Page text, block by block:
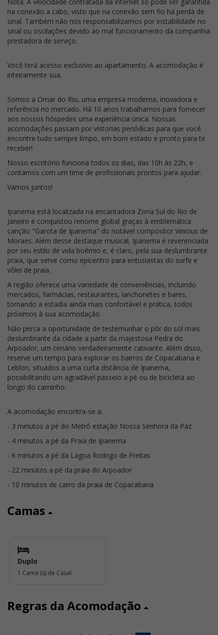
na conexão a cabo, visto que na conexão sem fio há perda de
sinal. Também não nos responsabilizamos por instabilidade no
sinal ou oscilações devido ao mal funcionamento da companhia
prestadora de serviço.
Você terá acesso exclusivo ao apartamento. A acomodação é
inteiramente sua.
Somos a Omar do Rio, uma empresa moderna, inovadora e
referência no mercado. Há 10 anos trabalhamos para fornecer
aos nossos hóspedes uma experiência única. Nossas
acomodações passam por vistorias periódicas para que você
encontre tudo sempre limpo, em bom estado e pronto para te
receber!
Nosso escritório funciona todos os dias, das 10h às 22h, e
contamos com um time de profissionais prontos para ajudar.
Vamos juntos!
Ipanema está localizada na encantadora Zona Sul do Rio de
Janeiro e conquistou renome global graças à emblemática
canção "Garota de Ipanema" do notável compositor Vinicius de
Moraes. Além desse destaque musical, Ipanema é reverenciada
por seu estilo de vida boêmio e, é claro, pela sua deslumbrante
praia, que serve como epicentro para entusiastas do surfe e
vôlei de praia.
A região oferece uma variedade de conveniências, incluindo
mercados, farmácias, restaurantes, lanchonetes e bares,
tornando a estadia ainda mais confortável e prática, todos
próximos à sua acomodação.
Não perca a oportunidade de testemunhar o pôr do sol mais
deslumbrante da cidade a partir da majestosa Pedra do
Arpoador, um cenário verdadeiramente cativante. Além disso,
reserve um tempo para explorar os bairros de Copacabana e
Leblon, situados a uma curta distância de Ipanema,
possibilitando um agradável passeio a pé ou de bicicleta ao
longo do caminho.
A acomodação encontra-se a:
- 3 minutos a pé do Metrô estação Nossa Senhora da Paz
- 4 minutos a pé da Praia de Ipanema
- 6 minutos a pé da Lagoa Rodrigo de Freitas
- 22 minutos a pé da praia do Arpoador
- 10 minutos de carro da praia de Copacabana
Camas
Duplo
1 Cama (s) de Casal
Regras da Acomodação